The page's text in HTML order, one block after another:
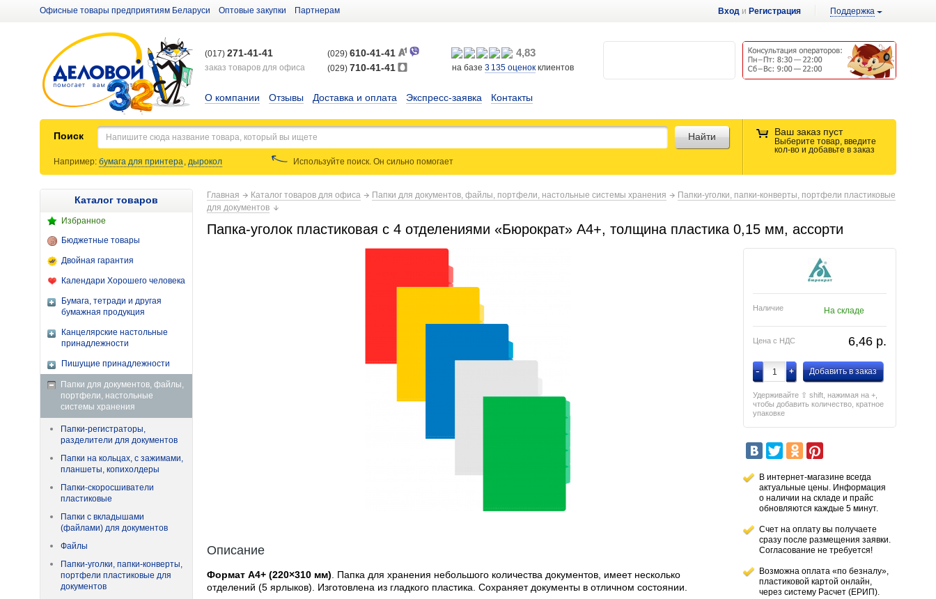
Вход и Регистрация Поддержка
Офисные товары предприятиям Беларуси Оптовые закупки Партнерам
(017) 271-41-41
заказ товаров для офиса
(029) 610-41-41
(029) 710-41-41
4,83
на базе 3 135 оценок клиентов
О компании Отзывы Доставка и оплата Экспресс-заявка Контакты
Поиск Ваш заказ пуст
Выберите товар, введите
кол-во и добавьте в заказ
Найти
Например: бумага для принтера, дырокол Используйте поиск. Он сильнопомогает
Каталог товаров
Избранное
Бюджетные товары
Двойная гарантия
Календари Хорошего человека
Бумага, тетради и другая
бумажная продукция
Канцелярские настольные
принадлежности
Пишущие принадлежности
Папки для документов, файлы,
портфели, настольные
системы хранения
Папки-регистраторы,
разделители для документов
Папки на кольцах, с зажимами,
планшеты, копихолдеры
Папки-скоросшиватели
пластиковые
Папки с вкладышами
(файлами) для документов
Файлы
Папки-уголки, папки-конверты,
портфели пластиковые для
документов
Главная Каталог товаров для офиса Папки для документов, файлы, портфели, настольные системы хранения
Папки-уголки, папки-конверты, портфели пластиковые
для документов
Папка-уголок пластиковая с 4 отделениями «Бюрократ» А4+, толщина пластика 0,15 мм, ассорти
Наличие На складе
Цена с НДС 6,46 p.
- + Добавить в заказ
Удерживайте ⇧ shift, нажимая на +,
чтобы добавить количество, кратное
упаковке
В интернет-магазине всегда
актуальные цены. Информация
о наличии на складе и прайс
обновляются каждые 5 минут.
Счет на оплату вы получаете
сразу после размещения заявки.
Согласование не требуется!
Возможна оплата «по безналу»,
пластиковой картой онлайн,
через систему Расчет (ЕРИП).
Описание
Формат А4+ (220×310 мм) . Папка для хранения небольшого количества документов, имеет несколько
отделений (5 ярлыков). Изготовлена из гладкого пластика. Сохраняет документы в отличном состоянии.